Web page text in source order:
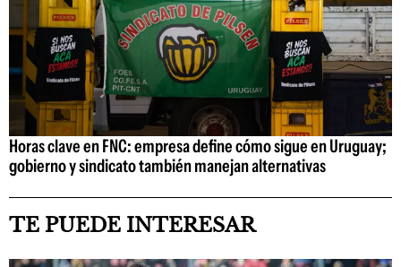
Horas clave en FNC: empresa define cómo sigue en Uruguay;
gobierno y sindicato también manejan alternativas
TE PUEDE INTERESAR